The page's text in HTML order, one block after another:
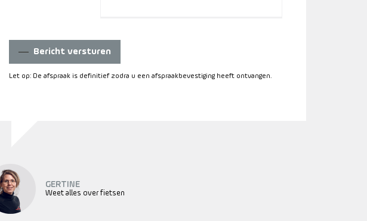
Bericht versturen
Let op: De afspraak is definitief zodra u een afspraakbevestiging heeft ontvangen.
GERTINE
Weet alles over fietsen